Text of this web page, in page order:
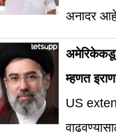
अनादर आहे. अशी
फेटाळला
अमेरिकेकडून
म्हणत
US